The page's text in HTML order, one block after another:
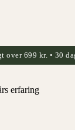
over 699 kr. • 30
erfaring